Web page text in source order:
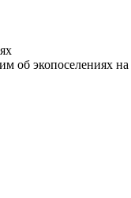
об экопоселениях на